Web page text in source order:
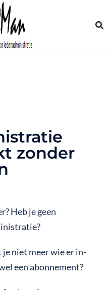
zonder
Heb je geen
je niet meer wie er in-
een abonnement?